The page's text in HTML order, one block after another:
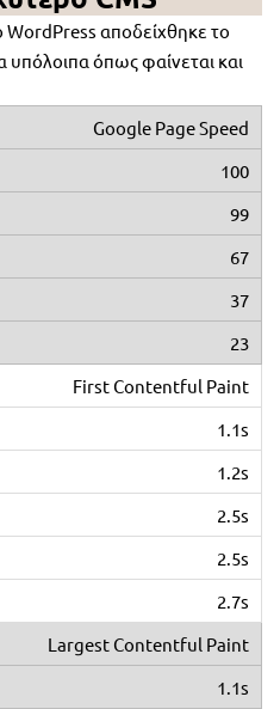
WordPress αποδείχθηκε το
υπόλοιπα όπως φαίνεται και
Google Page Speed
100
99
67
37
23
First Contentful Paint
1.1s
1.2s
2.5s
2.5s
2.7s
Largest Contentful Paint
1.1s